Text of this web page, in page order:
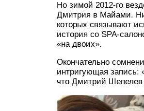
Но зимой 2012-го
Дмитрия в Майами.
которых связывают
история со SPA-
«на двоих».
Окончательно
интригующая запись:
что Дмитрий Шепелев